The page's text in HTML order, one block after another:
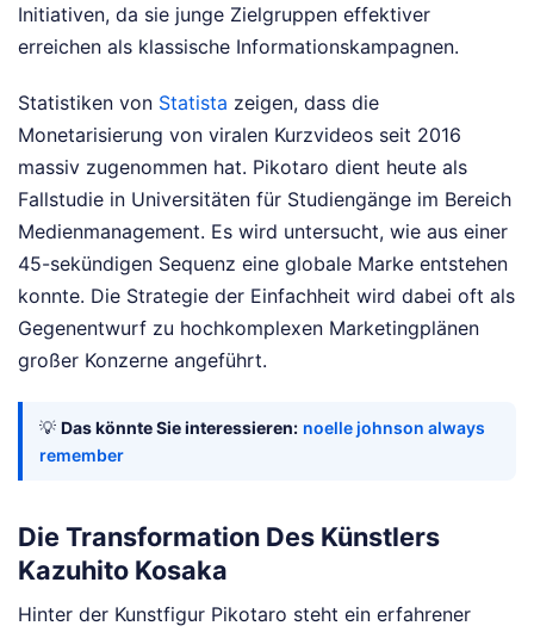
Initiativen, da sie junge Zielgruppen effektiver
erreichen als klassische Informationskampagnen.
Statistiken von Statista zeigen, dass die
Monetarisierung von viralen Kurzvideos seit 2016
massiv zugenommen hat. Pikotaro dient heute als
Fallstudie in Universitäten für Studiengänge im Bereich
Medienmanagement. Es wird untersucht, wie aus einer
45-sekündigen Sequenz eine globale Marke entstehen
konnte. Die Strategie der Einfachheit wird dabei oft als
Gegenentwurf zu hochkomplexen Marketingplänen
großer Konzerne angeführt.
💡 Das könnte Sie interessieren: noelle johnson always
remember
Die Transformation Des Künstlers
Kazuhito Kosaka
Hinter der Kunstfigur Pikotaro steht ein erfahrener